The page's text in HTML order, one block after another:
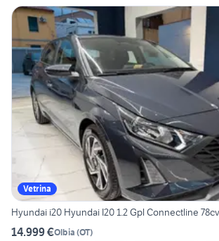
Vetrina
Hyundai i20 Hyundai I20 1.2 Gpl Connectline
14.999 €Olbia (OT)